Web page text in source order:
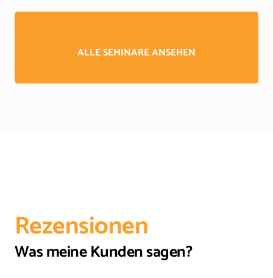
ALLE SEMINARE ANSEHEN
Rezensionen
Was meine Kunden sagen?